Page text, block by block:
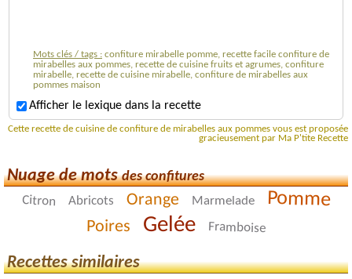
Mots clés / tags : confiture mirabelle pomme, recette facile confiture de
mirabelles aux pommes, recette de cuisine fruits et agrumes, confiture
mirabelle, recette de cuisine mirabelle, confiture de mirabelles aux
pommes maison
Afficher le lexique dans la recette
Cette recette de cuisine de confiture de mirabelles aux pommes vous est proposée
gracieusement par Ma P'tite Recette
Nuage de motsdes confitures
Citron Abricots Orange Marmelade Pomme
Poires Gelée Framboise
Recettes similaires